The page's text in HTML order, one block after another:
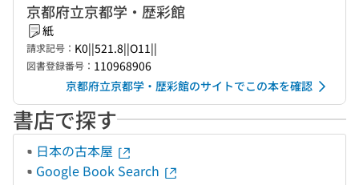
京都府立京都学・歴彩館
紙
請求記号： K0||521.8||O11||
図書登録番号： 110968906
京都府立京都学・歴彩館のサイトでこの本を確認
書店で探す
日本の古本屋
Google Book Search